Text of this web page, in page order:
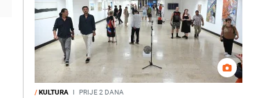
/KULTURA I PRIJE 2 DANA